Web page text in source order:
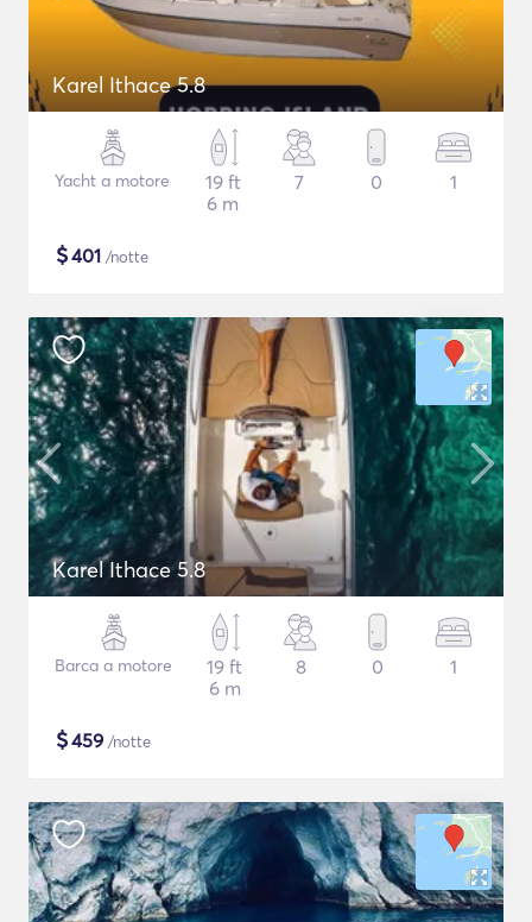
Karel Ithace 5.8
Yacht a motore
19 ft
6 m
7 0 1
$401 /notte
Karel Ithace 5.8
Barca a motore
19 ft
6 m
8 0 1
$459 /notte